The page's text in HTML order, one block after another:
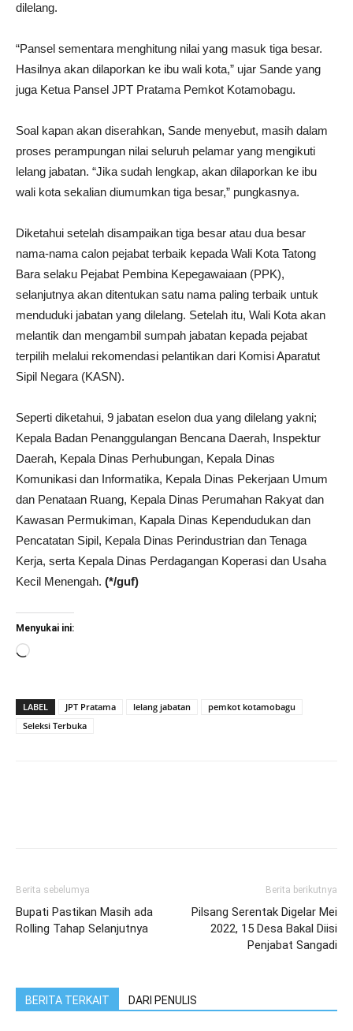
dilelang.
“Pansel sementara menghitung nilai yang masuk tiga besar.
Hasilnya akan dilaporkan ke ibu wali kota,” ujar Sande yang
juga Ketua Pansel JPT Pratama Pemkot Kotamobagu.
Soal kapan akan diserahkan, Sande menyebut, masih dalam
proses perampungan nilai seluruh pelamar yang mengikuti
lelang jabatan. “Jika sudah lengkap, akan dilaporkan ke ibu
wali kota sekalian diumumkan tiga besar,” pungkasnya.
Diketahui setelah disampaikan tiga besar atau dua besar
nama-nama calon pejabat terbaik kepada Wali Kota Tatong
Bara selaku Pejabat Pembina Kepegawaiaan (PPK),
selanjutnya akan ditentukan satu nama paling terbaik untuk
menduduki jabatan yang dilelang. Setelah itu, Wali Kota akan
melantik dan mengambil sumpah jabatan kepada pejabat
terpilih melalui rekomendasi pelantikan dari Komisi Aparatut
Sipil Negara (KASN).
Seperti diketahui, 9 jabatan eselon dua yang dilelang yakni;
Kepala Badan Penanggulangan Bencana Daerah, Inspektur
Daerah, Kepala Dinas Perhubungan, Kepala Dinas
Komunikasi dan Informatika, Kepala Dinas Pekerjaan Umum
dan Penataan Ruang, Kepala Dinas Perumahan Rakyat dan
Kawasan Permukiman, Kapala Dinas Kependudukan dan
Pencatatan Sipil, Kepala Dinas Perindustrian dan Tenaga
Kerja, serta Kepala Dinas Perdagangan Koperasi dan Usaha
Kecil Menengah. (*/guf)
Menyukai ini:
Memuat...
LABEL JPT Pratama lelang jabatan
pemkot kotamobagu
Seleksi Terbuka
Berita sebelumya
Bupati Pastikan Masih ada
Rolling Tahap Selanjutnya
Berita berikutnya
Pilsang Serentak Digelar Mei
2022, 15 Desa Bakal Diisi
Penjabat Sangadi
BERITA TERKAIT DARI PENULIS